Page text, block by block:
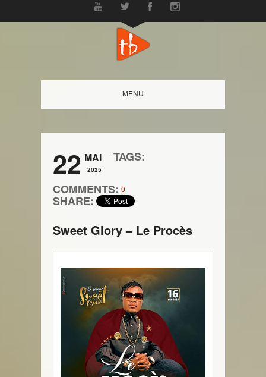
MENU
22 MAI
2025
TAGS:
COMMENTS: 0
SHARE:
Sweet Glory – Le Procès